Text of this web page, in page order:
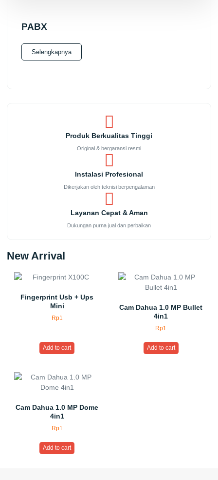
PABX
Selengkapnya
Produk Berkualitas Tinggi
Original & bergaransi resmi
Instalasi Profesional
Dikerjakan oleh teknisi berpengalaman
Layanan Cepat & Aman
Dukungan purna jual dan perbaikan
New Arrival
Fingerprint Usb + Ups
Mini
Rp1
Add to cart
Cam Dahua 1.0 MP Bullet
4in1
Rp1
Add to cart
Cam Dahua 1.0 MP Dome
4in1
Rp1
Add to cart